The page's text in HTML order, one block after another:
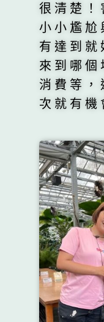
很清楚！
小小尷尬
有達到就
來到哪個
消費等，
次就有機